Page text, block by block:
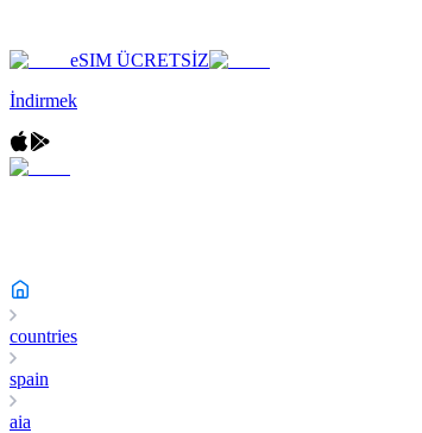
eSIM ÜCRETSİZ
İndirmek
countries
spain
aia